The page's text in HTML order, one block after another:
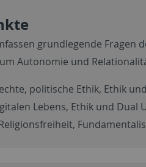
grundlegende Fragen
Autonomie und
politische Ethik, Ethik
Lebens, Ethik und Dual